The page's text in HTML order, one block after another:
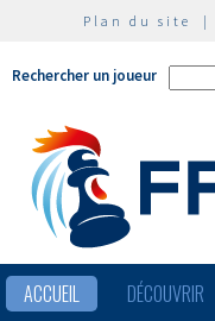
Plan du site |
Rechercher un joueur
ACCUEIL DÉCOUVRIR